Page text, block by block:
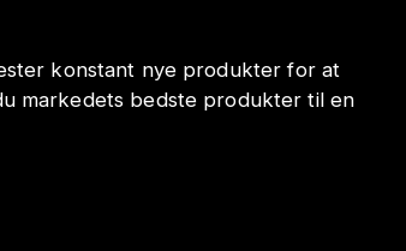
konstant nye produkter for at
markedets bedste produkter til en